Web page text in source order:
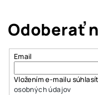
Odoberať
Email
Vložením e-mailu
osobných údajov